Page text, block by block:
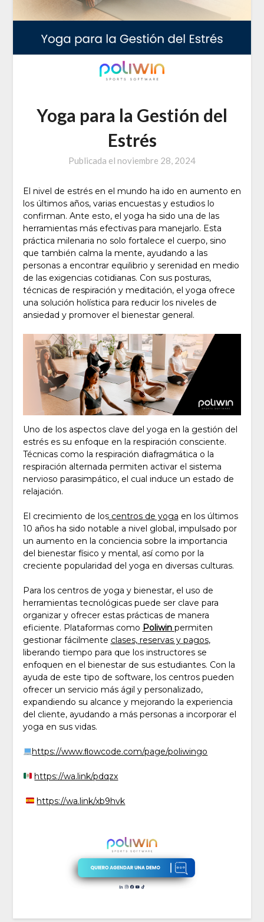
Yoga para la Gestión del
Estrés
Publicada el noviembre 28, 2024
El nivel de estrés en el mundo ha ido en aumento en
los últimos años, varias encuestas y estudios lo
confirman. Ante esto, el yoga ha sido una de las
herramientas más efectivas para manejarlo. Esta
práctica milenaria no solo fortalece el cuerpo, sino
que también calma la mente, ayudando a las
personas a encontrar equilibrio y serenidad en medio
de las exigencias cotidianas. Con sus posturas,
técnicas de respiración y meditación, el yoga ofrece
una solución holística para reducir los niveles de
ansiedad y promover el bienestar general.
Uno de los aspectos clave del yoga en la gestión del
estrés es su enfoque en la respiración consciente.
Técnicas como la respiración diafragmática o la
respiración alternada permiten activar el sistema
nervioso parasimpático, el cual induce un estado de
relajación.
El crecimiento de loscentros de yoga en los últimos
10 años ha sido notable a nivel global, impulsado por
un aumento en la conciencia sobre la importancia
del bienestar físico y mental, así como por la
creciente popularidad del yoga en diversas culturas.
Para los centros de yoga y bienestar, el uso de
herramientas tecnológicas puede ser clave para
organizar y ofrecer estas prácticas de manera
eficiente. Plataformas como Poliwin permiten
gestionar fácilmente clases, reservas y pagos,
liberando tiempo para que los instructores se
enfoquen en el bienestar de sus estudiantes. Con la
ayuda de este tipo de software, los centros pueden
ofrecer un servicio más ágil y personalizado,
expandiendo su alcance y mejorando la experiencia
del cliente, ayudando a más personas a incorporar el
yoga en sus vidas.
https://www.ﬂowcode.com/page/poliwingo
https://wa.link/pdqzx
https://wa.link/xb9hvk